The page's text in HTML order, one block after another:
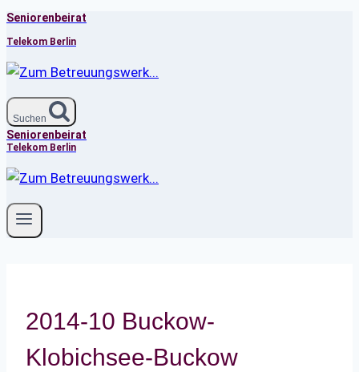
Zum
Inhalt
springen
Seniorenbeirat
Telekom Berlin
Suchen
Seniorenbeirat
Telekom Berlin
2014-10 Buckow-
Klobichsee-Buckow